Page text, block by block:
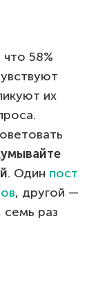
58%
их
. Один пост
, другой —
раз